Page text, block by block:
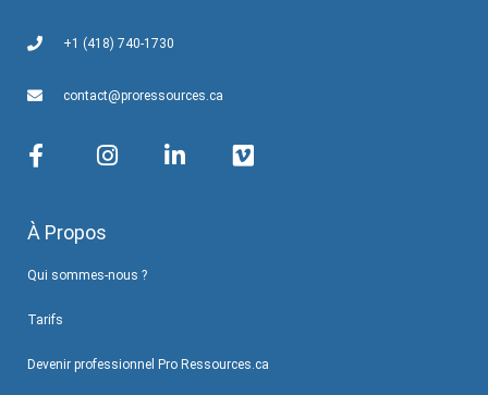
+1 (418) 740-1730
contact@proressources.ca
À Propos
Qui sommes-nous ?
Tarifs
Devenir professionnel Pro Ressources.ca